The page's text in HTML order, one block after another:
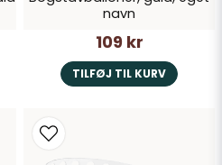
navn
109 kr
TILFØJ TIL KURV